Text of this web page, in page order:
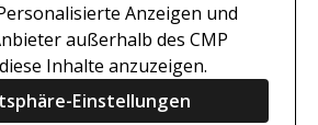
Anzeigen und
außerhalb des CMP
Inhalte anzuzeigen.
Einstellungen